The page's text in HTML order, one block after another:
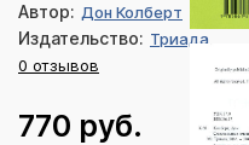
Автор: Дон Колберт
Издательство: Триада
0 отзывов
770 руб.